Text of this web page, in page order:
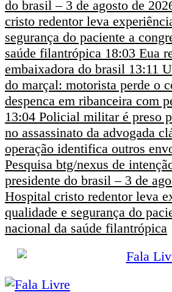
do brasil – 3 de agosto de
cristo redentor leva
segurança do paciente a
saúde filantrópica 18:03 Eua
embaixadora do brasil 13:11
do marçal: motorista perde o
despenca em ribanceira com
13:04 Policial militar é preso
no assassinato da advogada
operação identifica outros
Pesquisa btg/nexus de
presidente do brasil – 3 de
Hospital cristo redentor leva
qualidade e segurança do
nacional da saúde filantrópica